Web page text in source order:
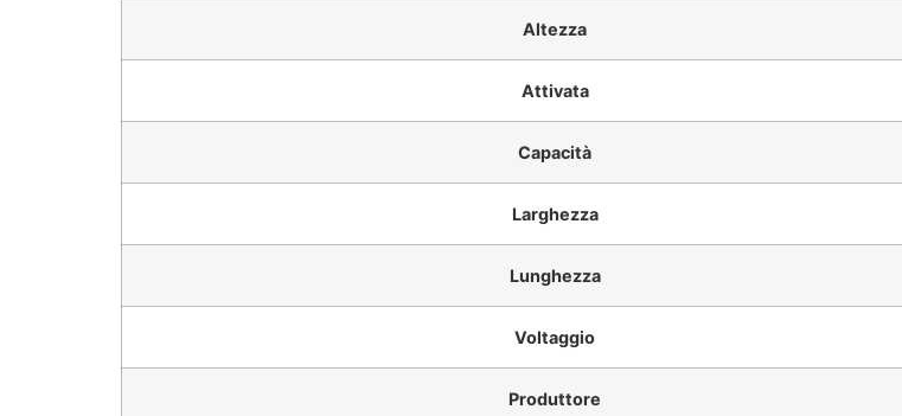
Altezza
Attivata
Capacità
Larghezza
Lunghezza
Voltaggio
Produttore